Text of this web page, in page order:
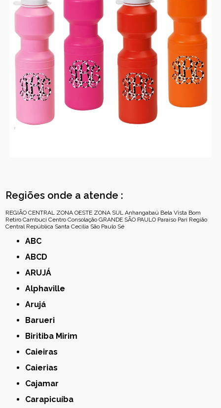
Regiões onde a atende :
REGIÃO CENTRAL ZONA OESTE ZONA SUL Anhangabaú Bela Vista Bom
Retiro Cambuci Centro Consolação GRANDE SÃO PAULO Paraíso Pari Região
Central República Santa Cecília São Paulo Sé
ABC
ABCD
ARUJÁ
Alphaville
Arujá
Barueri
Biritiba Mirim
Caieiras
Caierias
Cajamar
Carapicuíba